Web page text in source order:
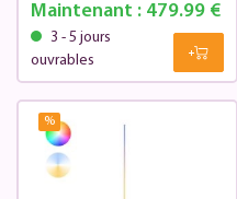
Maintenant :479.99 €
3 - 5 jours
ouvrables
%